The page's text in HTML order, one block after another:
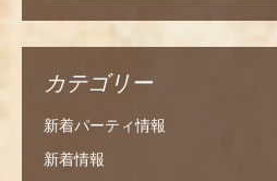
カテゴリー
新着パーティ情報
新着情報